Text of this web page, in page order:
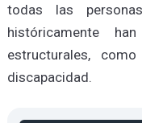
todas las
históricamente
estructurales,
discapacidad.